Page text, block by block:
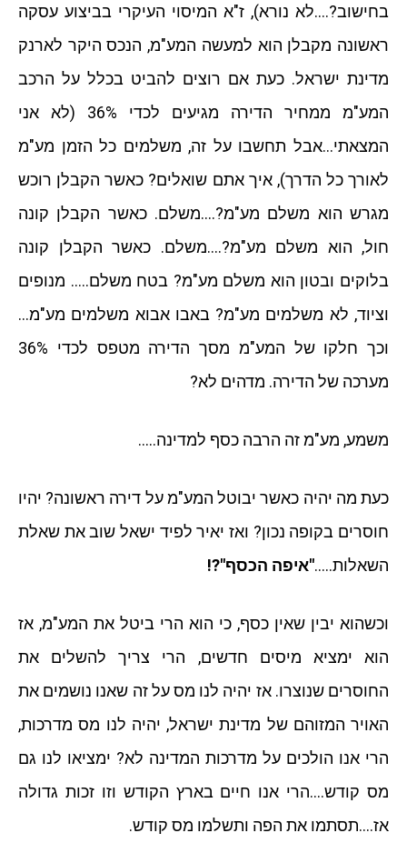
בחישוב?….לא נורא), ז"א המיסוי העיקרי בביצוע עסקה
ראשונה מקבלן הוא למעשה המע"מ, הנכס היקר לארנק
מדינת ישראל. כעת אם רוצים להביט בכלל על הרכב
המע"מ ממחיר הדירה מגיעים לכדי 36% (לא אני
המצאתי…אבל תחשבו על זה, משלמים כל הזמן מע"מ
לאורך כל הדרך), איך אתם שואלים? כאשר הקבלן רוכש
מגרש הוא משלם מע"מ?….משלם. כאשר הקבלן קונה
חול, הוא משלם מע"מ?….משלם. כאשר הקבלן קונה
בלוקים ובטון הוא משלם מע"מ? בטח משלם….. מנופים
וציוד, לא משלמים מע"מ? באבו אבוא משלמים מע"מ…
וכך חלקו של המע"מ מסך הדירה מטפס לכדי 36%
מערכה של הדירה. מדהים לא?
משמע, מע"מ זה הרבה כסף למדינה…..
כעת מה יהיה כאשר יבוטל המע"מ על דירה ראשונה? יהיו
חוסרים בקופה נכון? ואז יאיר לפיד ישאל שוב את שאלת
השאלות….."איפה הכסף"?!
וכשהוא יבין שאין כסף, כי הוא הרי ביטל את המע"מ, אז
הוא ימציא מיסים חדשים, הרי צריך להשלים את
החוסרים שנוצרו. אז יהיה לנו מס על זה שאנו נושמים את
האויר המזוהם של מדינת ישראל, יהיה לנו מס מדרכות,
הרי אנו הולכים על מדרכות המדינה לא? ימציאו לנו גם
מס קודש….הרי אנו חיים בארץ הקודש וזו זכות גדולה
אז….תסתמו את הפה ותשלמו מס קודש.